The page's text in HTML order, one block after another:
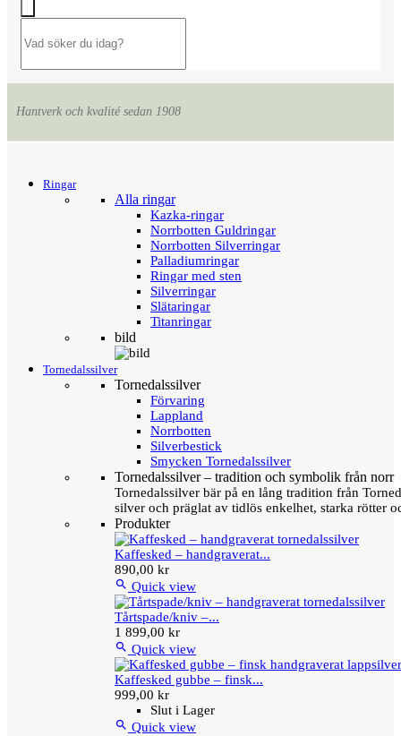
Hantverk och kvalité sedan 1908
Ringar
Alla ringar
Kazka-ringar
Norrbotten Guldringar
Norrbotten Silverringar
Palladiumringar
Ringar med sten
Silverringar
Slätaringar
Titanringar
bild
Tornedalssilver
Tornedalssilver
Förvaring
Lappland
Norrbotten
Silverbestick
Smycken Tornedalssilver
Tornedalssilver – tradition och symbolik från norr
Tornedalssilver bär på en lång tradition från
silver och präglat av tidlös enkelhet, starka rötter
Produkter
Kaffesked – handgraverat...
890,00 kr
 Quick view
Tårtspade/kniv –...
1 899,00 kr
 Quick view
Kaffesked gubbe – finsk...
999,00 kr
Slut i Lager
 Quick view